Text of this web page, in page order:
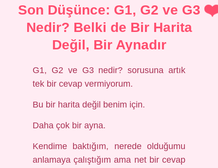
Son Düşünce: G1, G2 ve G3
Nedir? Belki de Bir Harita
Değil, Bir Aynadır
G1, G2 ve G3 nedir? sorusuna artık
tek bir cevap vermiyorum.
Bu bir harita değil benim için.
Daha çok bir ayna.
Kendime baktığım, nerede olduğumu
anlamaya çalıştığım ama net bir cevap